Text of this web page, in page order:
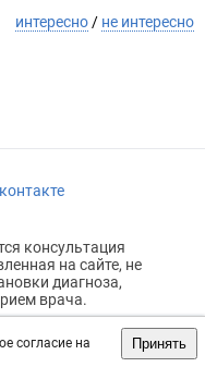
согласие на
Принять
интересно/ не интересно
консультация
на сайте, не
диагноза,
врача.